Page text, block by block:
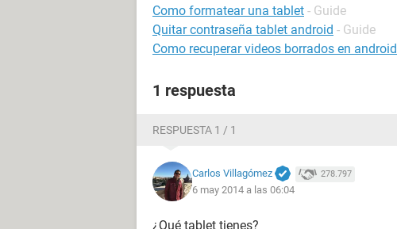
Como formatear una tablet - Guide
Quitar contraseña tablet android - Guide
Como recuperar videos borrados en android
1 respuesta
RESPUESTA 1 / 1
Carlos Villagómez 278.797
6 may 2014 a las 06:04
¿Qué tablet tienes?